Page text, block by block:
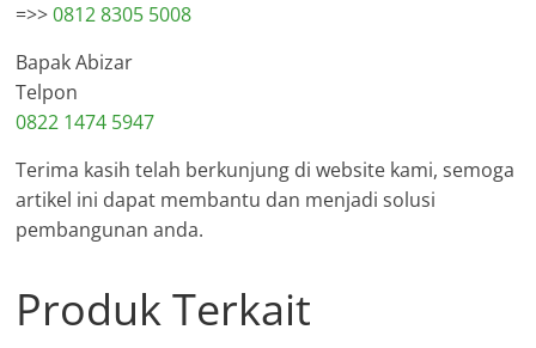
=>>0812 8305 5008
Bapak Abizar
Telpon
0822 1474 5947
Terima kasih telah berkunjung di website kami, semoga
artikel ini dapat membantu dan menjadi solusi
pembangunan anda.
Produk Terkait